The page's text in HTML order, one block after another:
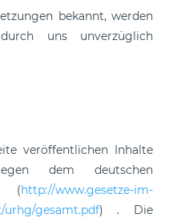
bekannt, werden
uns unverzüglich
veröffentlichen Inhalte
dem deutschen
(http://www.gesetze-im-
urhg/gesamt.pdf) . Die